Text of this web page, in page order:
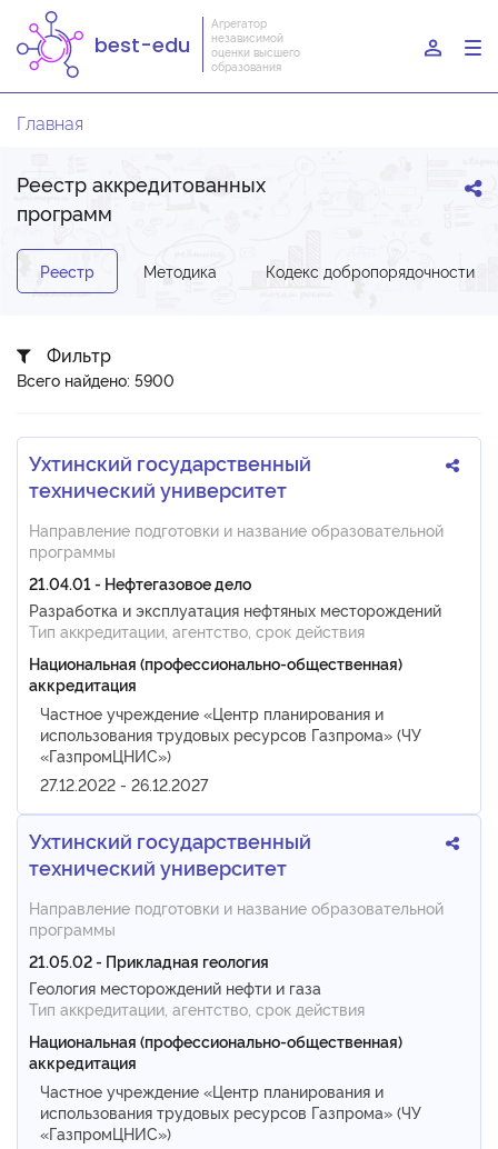
best-edu
Агрегатор
независимой
оценки высшего
образования
Главная
Реестр аккредитованных
программ
Реестр Методика Кодекс добропорядочности
Фильтр
Всего найдено: 5900
Ухтинский государственный
технический университет
Направление подготовки и название образовательной
программы
21.04.01 - Нефтегазовое дело
Разработка и эксплуатация нефтяных месторождений
Тип аккредитации, агентство, срок действия
Национальная (профессионально-общественная)
аккредитация
Частное учреждение «Центр планирования и
использования трудовых ресурсов Газпрома» (ЧУ
«ГазпромЦНИС»)
27.12.2022 - 26.12.2027
Ухтинский государственный
технический университет
Направление подготовки и название образовательной
программы
21.05.02 - Прикладная геология
Геология месторождений нефти и газа
Тип аккредитации, агентство, срок действия
Национальная (профессионально-общественная)
аккредитация
Частное учреждение «Центр планирования и
использования трудовых ресурсов Газпрома» (ЧУ
«ГазпромЦНИС»)